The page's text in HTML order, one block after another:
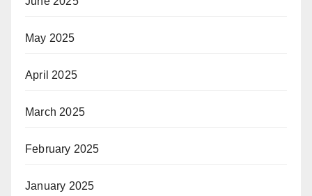
May 2025
April 2025
March 2025
February 2025
January 2025